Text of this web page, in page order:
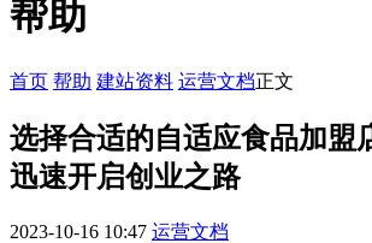
帮助
首页 帮助 建站资料 运营文档正文
选择合适的自适应食品加盟
迅速开启创业之路
2023-10-16 10:47 运营文档